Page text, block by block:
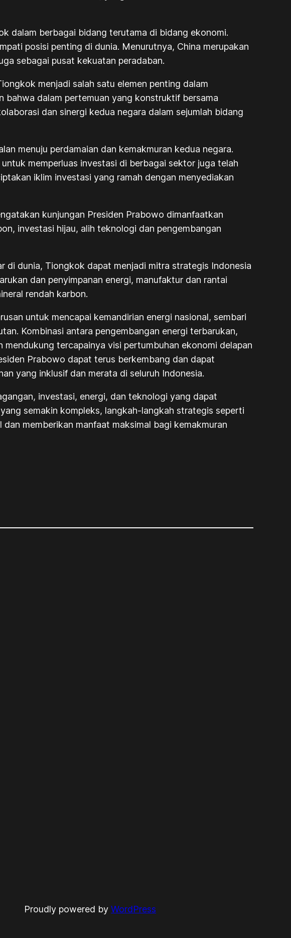
dalam berbagai bidang terutama di bidang ekonomi.
posisi penting di dunia. Menurutnya, China merupakan
sebagai pusat kekuatan peradaban.
menjadi salah satu elemen penting dalam
bahwa dalam pertemuan yang konstruktif bersama
dan sinergi kedua negara dalam sejumlah bidang
menuju perdamaian dan kemakmuran kedua negara.
memperluas investasi di berbagai sektor juga telah
iklim investasi yang ramah dengan menyediakan
kunjungan Presiden Prabowo dimanfaatkan
investasi hijau, alih teknologi dan pengembangan
di dunia, Tiongkok dapat menjadi mitra strategis Indonesia
dan penyimpanan energi, manufaktur dan rantai
rendah karbon.
untuk mencapai kemandirian energi nasional, sembari
Kombinasi antara pengembangan energi terbarukan,
tercapainya visi pertumbuhan ekonomi delapan
Prabowo dapat terus berkembang dan dapat
yang inklusif dan merata di seluruh Indonesia.
investasi, energi, dan teknologi yang dapat
semakin kompleks, langkah-langkah strategis seperti
memberikan manfaat maksimal bagi kemakmuran
Proudly powered byWordPress